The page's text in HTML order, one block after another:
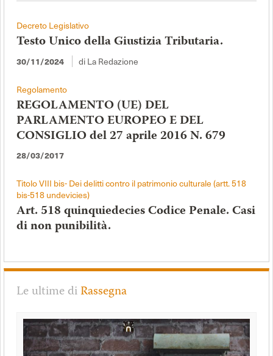
Decreto Legislativo
Testo Unico della Giustizia Tributaria.
30/11/2024 di La Redazione
Regolamento
REGOLAMENTO (UE) DEL
PARLAMENTO EUROPEO E DEL
CONSIGLIO del 27 aprile 2016 N. 679
28/03/2017
Titolo VIII bis- Dei delitti contro il patrimonio culturale (artt. 518
bis-518 undevicies)
Art. 518 quinquiedecies Codice Penale. Casi
di non punibilità.
Le ultime diRassegna